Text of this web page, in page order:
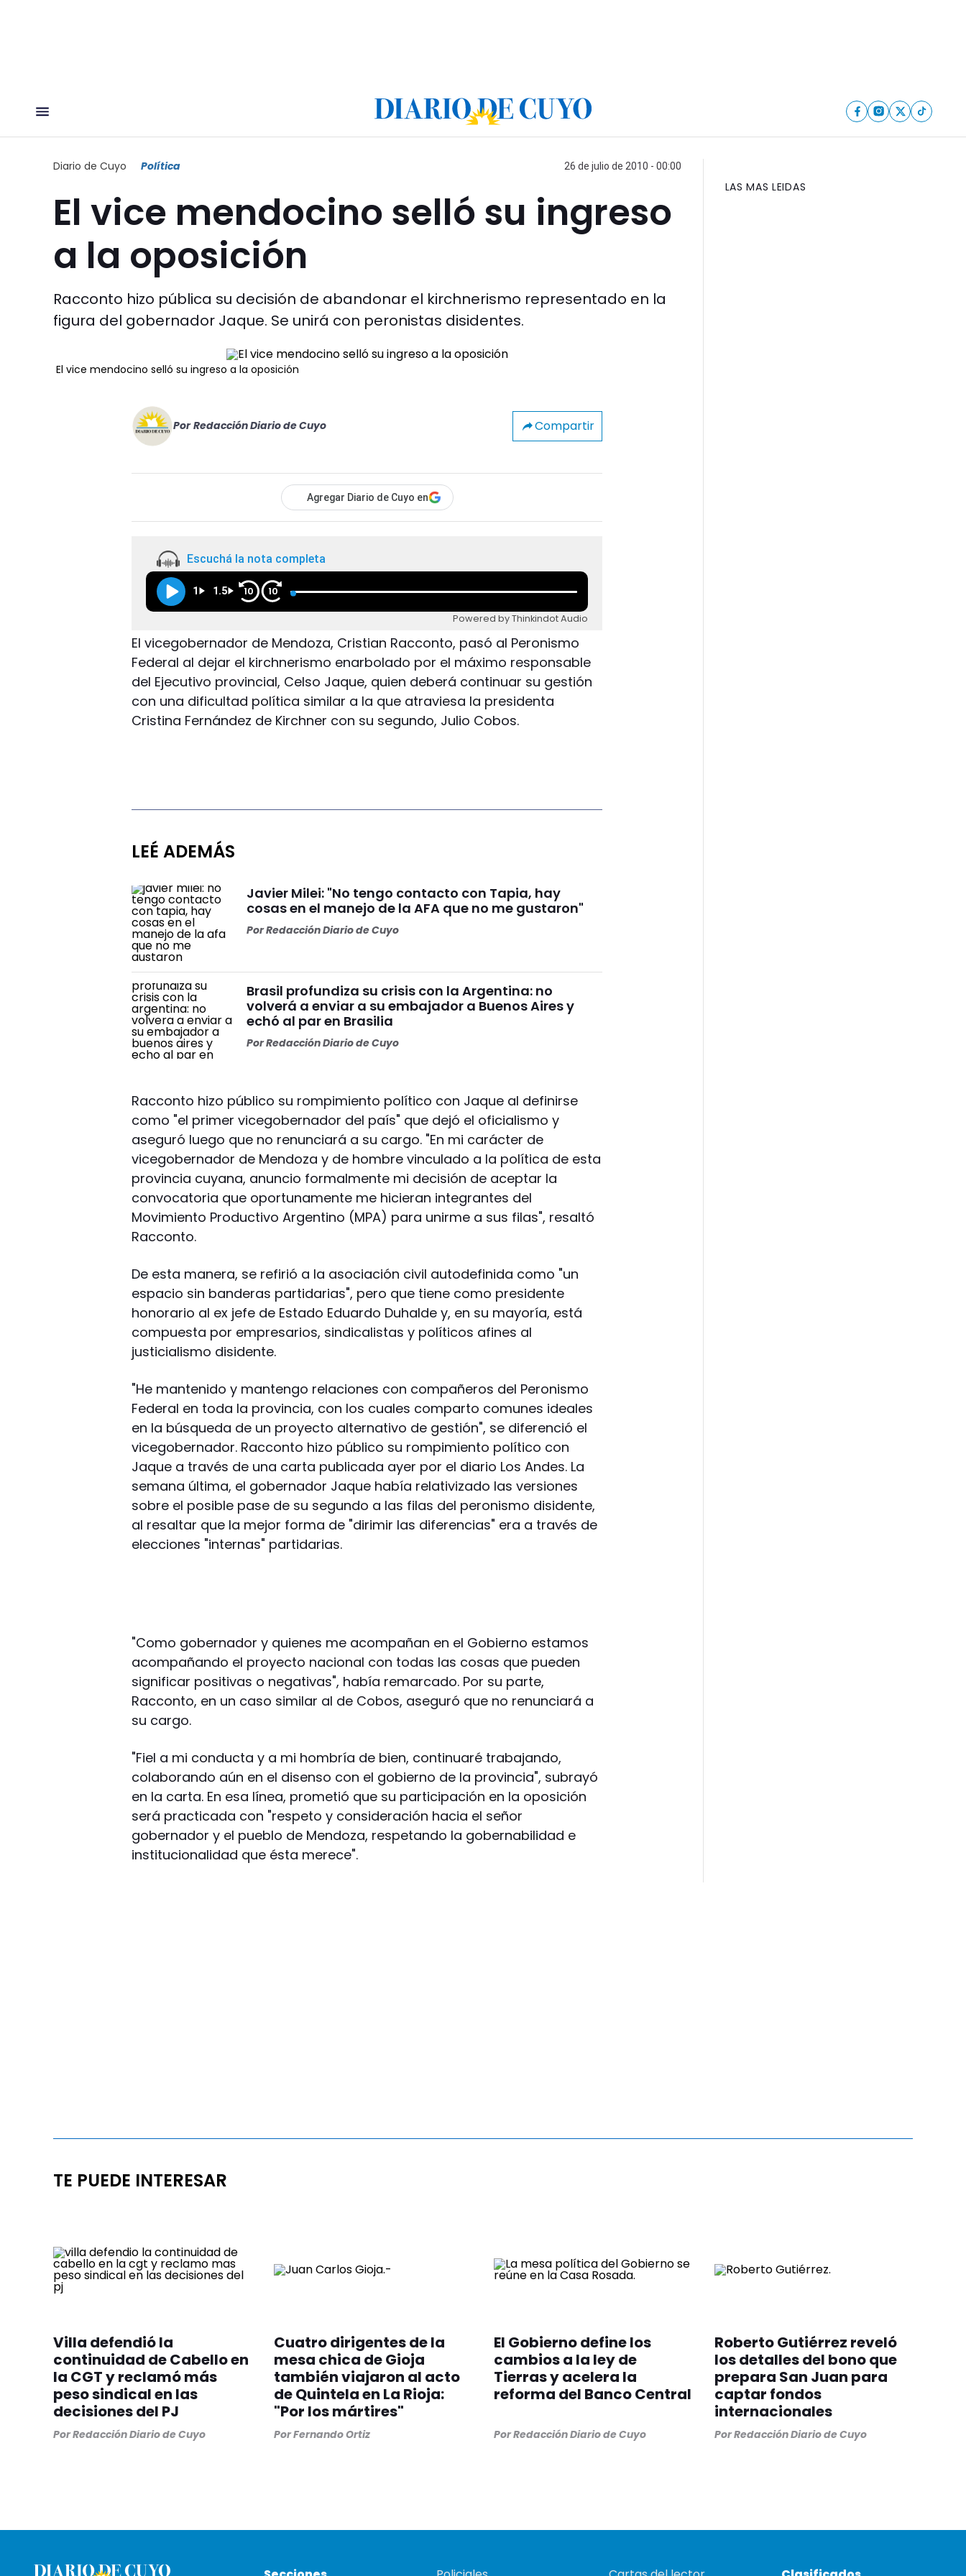
Diario de Cuyo Política 26 de julio de 2010 - 00:00
El vice mendocino selló su ingreso
a la oposición
Racconto hizo pública su decisión de abandonar el kirchnerismo representado en la
figura del gobernador Jaque. Se unirá con peronistas disidentes.
El vice mendocino selló su ingreso a la oposición
Por Redacción Diario de Cuyo Compartir
Agregar Diario de Cuyo en
Escuchá la nota completa
1 1.5 10 10
Powered by Thinkindot Audio
El vicegobernador de Mendoza, Cristian Racconto, pasó al Peronismo
Federal al dejar el kirchnerismo enarbolado por el máximo responsable
del Ejecutivo provincial, Celso Jaque, quien deberá continuar su gestión
con una dificultad política similar a la que atraviesa la presidenta
Cristina Fernández de Kirchner con su segundo, Julio Cobos.
LEÉ ADEMÁS
Javier Milei: "No tengo contacto con Tapia, hay
cosas en el manejo de la AFA que no me gustaron"
PorRedacción Diario de Cuyo
Brasil profundiza su crisis con la Argentina: no
volverá a enviar a su embajador a Buenos Aires y
echó al par en Brasilia
PorRedacción Diario de Cuyo
Racconto hizo público su rompimiento político con Jaque al definirse
como "el primer vicegobernador del país" que dejó el oficialismo y
aseguró luego que no renunciará a su cargo. "En mi carácter de
vicegobernador de Mendoza y de hombre vinculado a la política de esta
provincia cuyana, anuncio formalmente mi decisión de aceptar la
convocatoria que oportunamente me hicieran integrantes del
Movimiento Productivo Argentino (MPA) para unirme a sus filas", resaltó
Racconto.
De esta manera, se refirió a la asociación civil autodefinida como "un
espacio sin banderas partidarias", pero que tiene como presidente
honorario al ex jefe de Estado Eduardo Duhalde y, en su mayoría, está
compuesta por empresarios, sindicalistas y políticos afines al
justicialismo disidente.
"He mantenido y mantengo relaciones con compañeros del Peronismo
Federal en toda la provincia, con los cuales comparto comunes ideales
en la búsqueda de un proyecto alternativo de gestión", se diferenció el
vicegobernador. Racconto hizo público su rompimiento político con
Jaque a través de una carta publicada ayer por el diario Los Andes. La
semana última, el gobernador Jaque había relativizado las versiones
sobre el posible pase de su segundo a las filas del peronismo disidente,
al resaltar que la mejor forma de "dirimir las diferencias" era a través de
elecciones "internas" partidarias.
"Como gobernador y quienes me acompañan en el Gobierno estamos
acompañando el proyecto nacional con todas las cosas que pueden
significar positivas o negativas", había remarcado. Por su parte,
Racconto, en un caso similar al de Cobos, aseguró que no renunciará a
su cargo.
"Fiel a mi conducta y a mi hombría de bien, continuaré trabajando,
colaborando aún en el disenso con el gobierno de la provincia", subrayó
en la carta. En esa línea, prometió que su participación en la oposición
será practicada con "respeto y consideración hacia el señor
gobernador y el pueblo de Mendoza, respetando la gobernabilidad e
institucionalidad que ésta merece".
LAS MAS LEIDAS
TE PUEDE INTERESAR
Villa defendió la
continuidad de Cabello en
la CGT y reclamó más
peso sindical en las
decisiones del PJ
PorRedacción Diario de Cuyo
Cuatro dirigentes de la
mesa chica de Gioja
también viajaron al acto
de Quintela en La Rioja:
"Por los mártires"
PorFernando Ortiz
El Gobierno define los
cambios a la ley de
Tierras y acelera la
reforma del Banco Central
PorRedacción Diario de Cuyo
Roberto Gutiérrez reveló
los detalles del bono que
prepara San Juan para
captar fondos
internacionales
PorRedacción Diario de Cuyo